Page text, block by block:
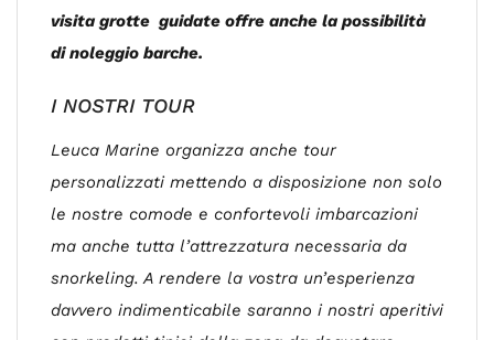
visita grotte guidate offre anche la possibilità
di noleggio barche.
I NOSTRI TOUR
Leuca Marine organizza anche tour
personalizzati mettendo a disposizione non solo
le nostre comode e confortevoli imbarcazioni
ma anche tutta l’attrezzatura necessaria da
snorkeling. A rendere la vostra un’esperienza
davvero indimenticabile saranno i nostri aperitivi